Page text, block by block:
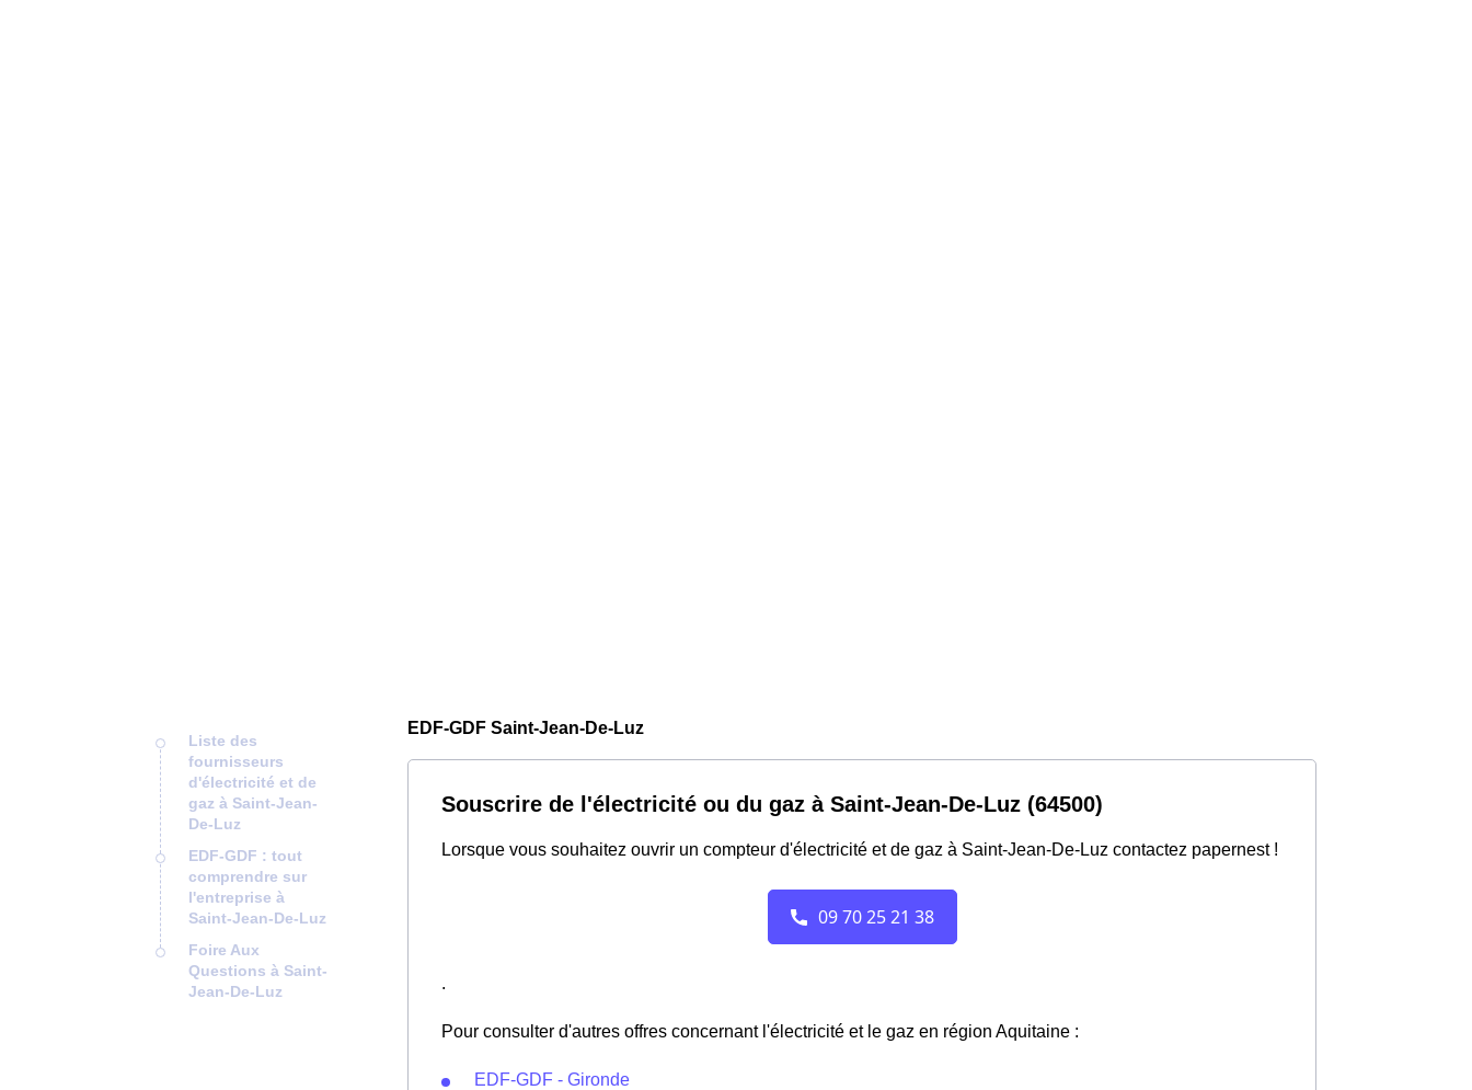
Liste des
fournisseurs
d'électricité et de
gaz à Saint-Jean-
De-Luz
EDF-GDF : tout
comprendre sur
l'entreprise à
Saint-Jean-De-Luz
Foire Aux
Questions à Saint-
Jean-De-Luz
EDF-GDF Saint-Jean-De-Luz
Souscrire de l'électricité ou du gaz à Saint-Jean-De-Luz (64500)
Lorsque vous souhaitez ouvrir un compteur d'électricité et de gaz à Saint-Jean-De-Luz contactez papernest !
.
Pour consulter d'autres offres concernant l'électricité et le gaz en région Aquitaine :
EDF-GDF - Gironde